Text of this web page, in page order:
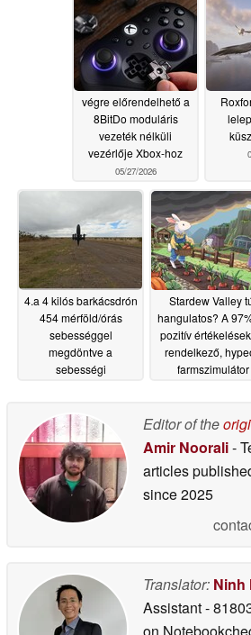
végre előrendelhető a
8BitDo moduláris
vezeték nélküli
vezérlője Xbox-hoz
05/27/2026
4.a 4 kilós barkácsdrón
454 mérföld/órás
sebességgel
megdöntve a
sebességi
Stardew Valley
hangulatos? A
pozitív
rendelkező,
farmszimulátor
05/23/2026
Editor of the
Amir Noorali-
articles
since 2025
Translator: Ninh
Assistant-
on